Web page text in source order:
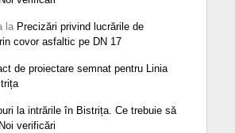
la Precizări privind lucrările de
covor asfaltic pe DN 17
de proiectare semnat pentru Linia
la intrările în Bistrița. Ce trebuie să
verificări